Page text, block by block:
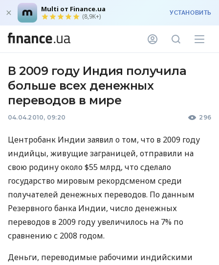
Multi от Finance.ua
(8,9K+) УСТАНОВИТЬ
В 2009 году Индия получила
больше всех денежных
переводов в мире
04.04.2010, 09:20 296
Центробанк Индии заявил о том, что в 2009 году
индийцы, живущие заграницей, отправили на
свою родину около $55 млрд, что сделало
государство мировым рекордсменом среди
получателей денежных переводов. По данным
Резервного банка Индии, число денежных
переводов в 2009 году увеличилось на 7% по
сравнению с 2008 годом.
Деньги, переводимые рабочими индийскими